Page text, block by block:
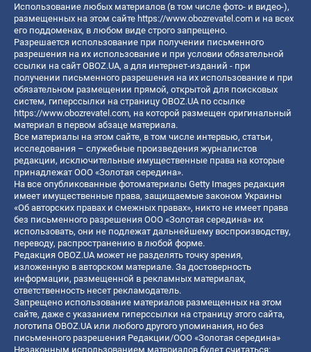
Использование любых материалов (в том числе фото- и видео-),
размещенных на этом сайте https://www.obozrevatel.com и на всех
его поддоменах, в любом виде строго запрещено.
Разрешается использование при получении письменного
разрешения на их использование и при условии обязательной
ссылки на сайт OBOZ.UA, а для интернет-изданий - при
получении письменного разрешения на их использование и при
обязательном размещении прямой, открытой для поисковых
систем, гиперссылки на страницу OBOZ.UA по ссылке
https://www.obozrevatel.com, на которой размещен оригинальный
материал в первом абзаце материала.
Все материалы на этом сайте, в том числе интервью, статьи,
исследования – служебные произведения журналистов
редакции, исключительные имущественные права на которые
принадлежат ООО «Золотая середина».
На все опубликованные фотоматериалы Getty Images редакция
имеет имущественные права, защищаемые законом Украины
«Об авторских правах и смежных правах», никто не имеет права
без письменного разрешения ООО «Золотая середина» их
использовать, они не подлежат дальнейшему воспроизводству,
переводу, распространению в любой форме.
Редакция OBOZ.UA может не разделять точку зрения,
изложенную в авторском материале. За достоверность
информации, размещенной в рекламных материалах,
ответственность несет рекламодатель.
Запрещено использование материалов размещенных на этом
сайте, даже с указанием гиперссылки на страницу этого сайта,
логотипа OBOZ.UA или любого другого упоминания, но без
письменного разрешения Редакции/ООО «Золотая середина»
Незаконным использованием материалов будет считаться: